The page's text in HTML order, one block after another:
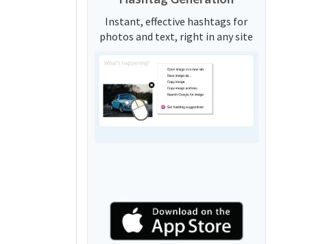
Instant, effective hashtags for
photos and text, right in any site